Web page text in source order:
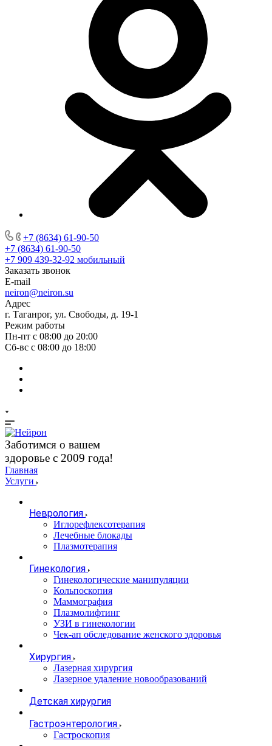
+7 (8634) 61-90-50
+7 (8634) 61-90-50
+7 909 439-32-92 мобильный
Заказать звонок
E-mail
neiron@neiron.su
Адрес
г. Таганрог, ул. Свободы, д. 19-1
Режим работы
Пн-пт с 08:00 до 20:00
Сб-вс с 08:00 до 18:00
Заботимся о вашем
здоровье с 2009 года!
Главная
Услуги
Неврология
Иглорефлексотерапия
Лечебные блокады
Плазмотерапия
Гинекология
Гинекологические манипуляции
Кольпоскопия
Маммография
Плазмолифтинг
УЗИ в гинекологии
Чек-ап обследование женского здоровья
Хирургия
Лазерная хирургия
Лазерное удаление новообразований
Детская хирургия
Гастроэнтерология
Гастроскопия